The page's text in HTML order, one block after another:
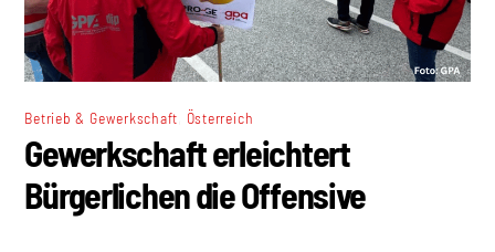
Betrieb & Gewerkschaft Österreich
Gewerkschaft erleichtert
Bürgerlichen die Offensive